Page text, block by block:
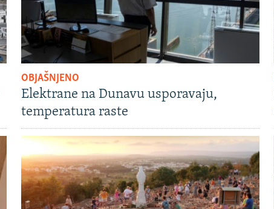
OBJAŠNJENO
Elektrane na Dunavu usporavaju,
temperatura raste